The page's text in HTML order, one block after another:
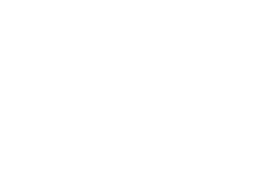
hotelů